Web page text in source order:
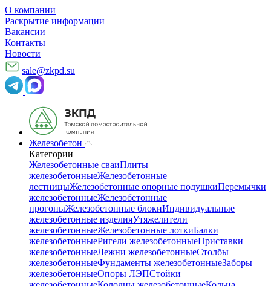
О компании
Раскрытие информации
Вакансии
Контакты
Новости
sale@zkpd.su
Железобетон
Категории
Железобетонные сваиПлиты
железобетонныеЖелезобетонные
лестницыЖелезобетонные опорные подушкиПеремычки
железобетонныеЖелезобетонные
прогоныЖелезобетонные блокиИндивидуальные
железобетонные изделияУтяжелители
железобетонныеЖелезобетонные лоткиБалки
железобетонныеРигели железобетонныеПриставки
железобетонныеЛежни железобетонныеСтолбы
железобетонныеФундаменты железобетонныеЗаборы
железобетонныеОпоры ЛЭПСтойки